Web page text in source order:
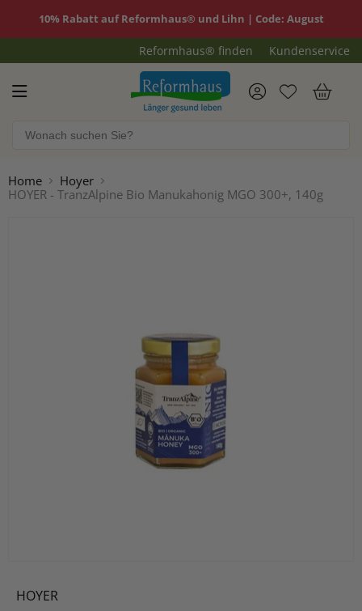
10% Rabatt auf Reformhaus® und Lihn | Code: August
Reformhaus® finden Kundenservice
Reformhaus.de
Home
Hoyer
HOYER - TranzAlpine Bio Manukahonig MGO 300+, 140g
HOYER